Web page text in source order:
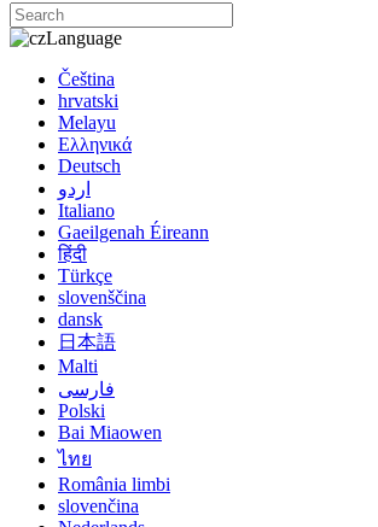
Language
Čeština
hrvatski
Melayu
Ελληνικά
Deutsch
اردو
Italiano
Gaeilgenah Éireann
हिंदी
Türkçe
slovenščina
dansk
日本語
Malti
فارسی
Polski
Bai Miaowen
ไทย
România limbi
slovenčina